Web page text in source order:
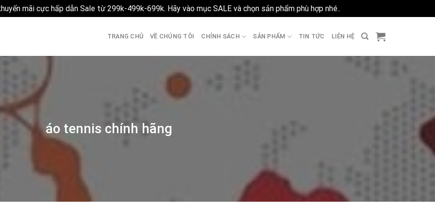
mãi cực hấp dẫn Sale từ 299k-499k-699k. Hãy vào mục SALE và chọn sản phẩm phù hợp nhé..
TRANG CHỦ VỀ CHÚNG TÔI CHÍNH SÁCH SẢN PHẨM TIN TỨC LIÊN HỆ
áo tennis chính hãng